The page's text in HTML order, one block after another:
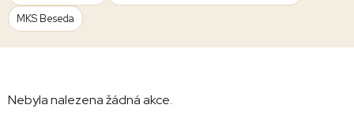
MKS Beseda
Nebyla nalezena žádná akce.